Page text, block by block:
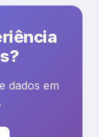
dados em